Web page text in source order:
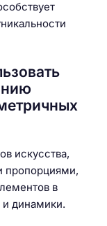
искусства,
пропорциями,
в
и динамики.